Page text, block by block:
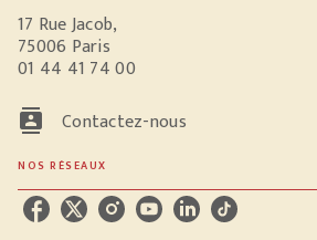
17 Rue Jacob,
75006 Paris
01 44 41 74 00
contacts Contactez-nous
NOS RÉSEAUX